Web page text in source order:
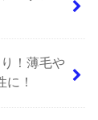
！薄毛や
！